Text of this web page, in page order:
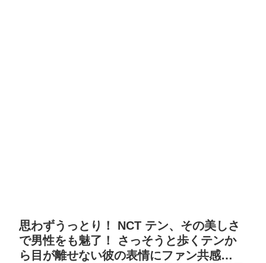
思わずうっとり！ NCT テン、その美しさ
で男性をも魅了！ さっそうと歩くテンか
ら目が離せない彼の表情にファン共感…